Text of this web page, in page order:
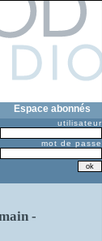
Espace abonnés
utilisateur
mot de passe
-